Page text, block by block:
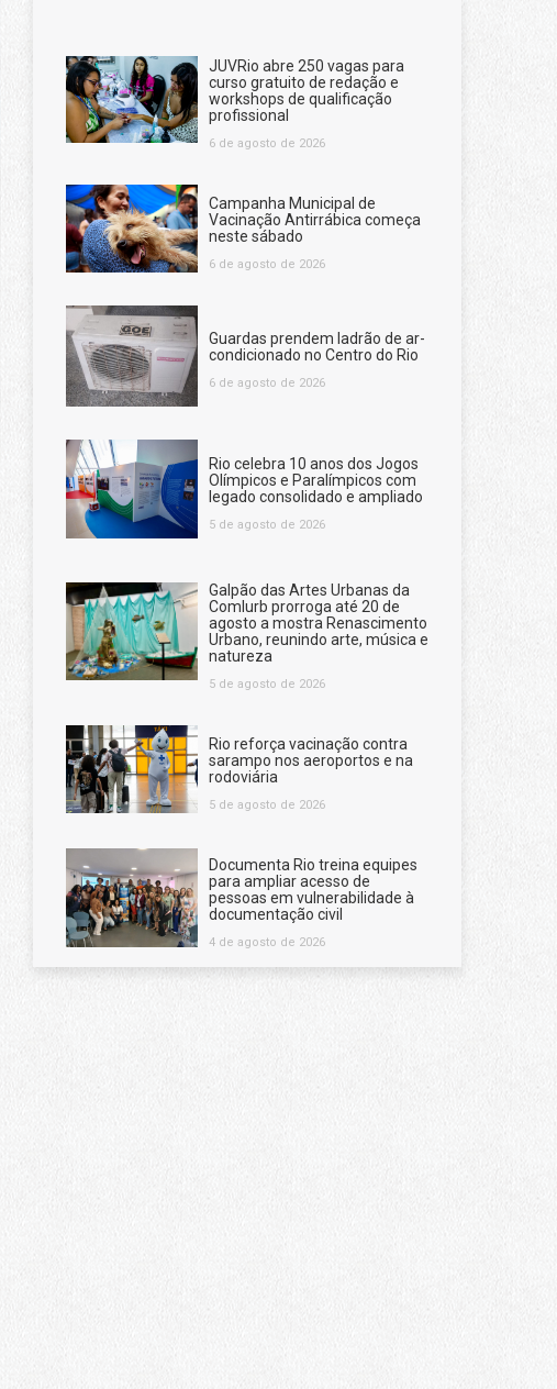
JUVRio abre 250 vagas para
curso gratuito de redação e
workshops de qualificação
profissional
6 de agosto de 2026
Campanha Municipal de
Vacinação Antirrábica começa
neste sábado
6 de agosto de 2026
Guardas prendem ladrão de ar-
condicionado no Centro do Rio
6 de agosto de 2026
Rio celebra 10 anos dos Jogos
Olímpicos e Paralímpicos com
legado consolidado e ampliado
5 de agosto de 2026
Galpão das Artes Urbanas da
Comlurb prorroga até 20 de
agosto a mostra Renascimento
Urbano, reunindo arte, música e
natureza
5 de agosto de 2026
Rio reforça vacinação contra
sarampo nos aeroportos e na
rodoviária
5 de agosto de 2026
Documenta Rio treina equipes
para ampliar acesso de
pessoas em vulnerabilidade à
documentação civil
4 de agosto de 2026